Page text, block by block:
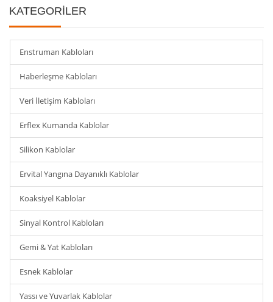
KATEGORİLER
Enstruman Kabloları
Haberleşme Kabloları
Veri İletişim Kabloları
Erflex Kumanda Kablolar
Silikon Kablolar
Ervital Yangına Dayanıklı Kablolar
Koaksiyel Kablolar
Sinyal Kontrol Kabloları
Gemi & Yat Kabloları
Esnek Kablolar
Yassı ve Yuvarlak Kablolar